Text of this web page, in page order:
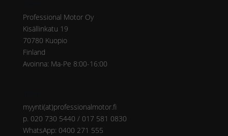
Professional Motor Oy
Kisällinkatu 19
70780 Kuopio
Finland
Avoinna: Ma-Pe 8:00-16:00
myynti(at)professionalmotor.fi
p. 020 730 5440 / 017 581 0830
WhatsApp: 0400 271 555